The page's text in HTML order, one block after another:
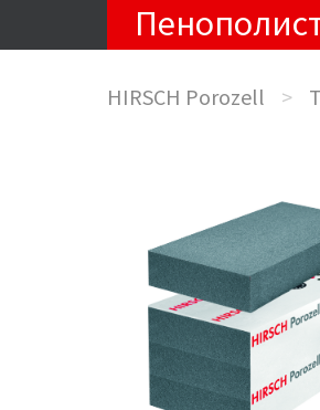
HIRSCH Porozell >